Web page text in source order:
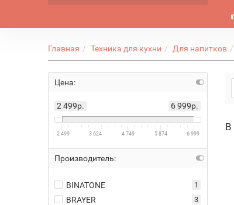
Главная Техника для кухни Для напитков
Цена:
2 499р. 6 999р.
2 499 3 624 4 749 5 874 6 999
Производитель:
BINATONE 1
BRAYER 3